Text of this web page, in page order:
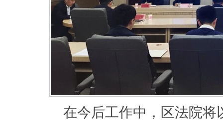
在今后工作中，区法院将